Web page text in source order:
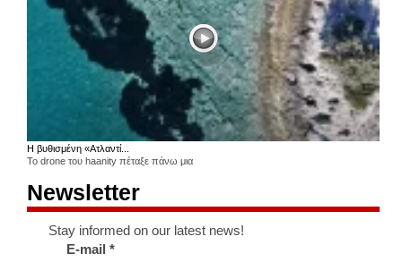
Η βυθισμένη «Ατλαντί...
Το drone του haanity πέταξε πάνω μια
Newsletter
Stay informed on our latest news!
E-mail*